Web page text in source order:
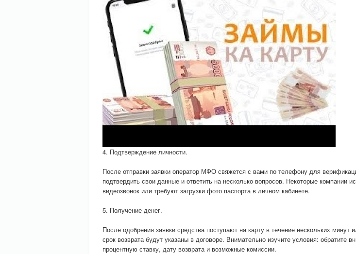
4. Подтверждение личности.
После отправки заявки оператор МФО свяжется с вами по телефону для
подтвердить свои данные и ответить на несколько вопросов. Некоторые компании
видеозвонок или требуют загрузки фото паспорта в личном кабинете.
5. Получение денег.
После одобрения заявки средства поступают на карту в течение нескольких минут
срок возврата будут указаны в договоре. Внимательно изучите условия: обратите
процентную ставку, дату возврата и возможные комиссии.